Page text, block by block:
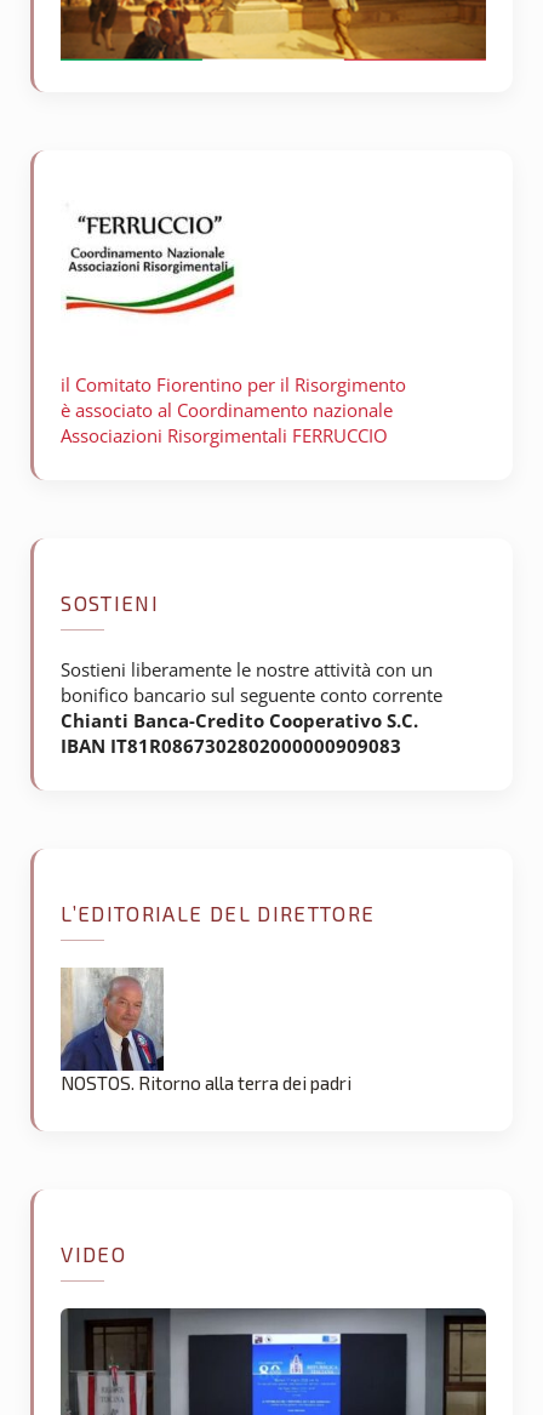
il Comitato Fiorentino per il Risorgimento
è associato al Coordinamento nazionale
Associazioni Risorgimentali FERRUCCIO
SOSTIENI
Sostieni liberamente le nostre attività con un
bonifico bancario sul seguente conto corrente
Chianti Banca-Credito Cooperativo S.C.
IBAN IT81R0867302802000000909083
L’EDITORIALE DEL DIRETTORE
NOSTOS. Ritorno alla terra dei padri
VIDEO